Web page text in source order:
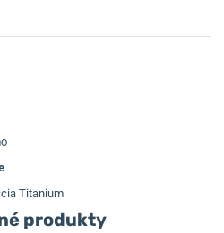
Titanium
produkty